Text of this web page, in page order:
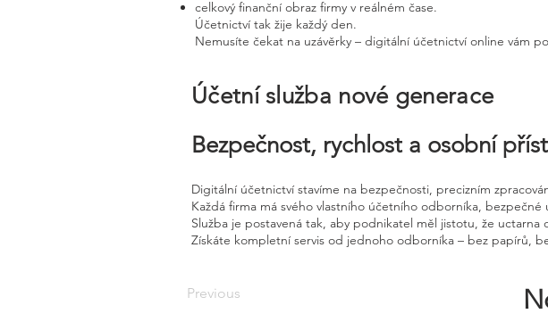
celkový finanční obraz firmy v reálném čase.
Účetnictví tak žije každý den.
Nemusíte čekat na uzávěrky – digitální účetnictví online vám
Účetní služba nové generace
Bezpečnost, rychlost a osobní
Digitální účetnictví stavíme na bezpečnosti, precizním
Každá firma má svého vlastního účetního odborníka,
Služba je postavená tak, aby podnikatel měl jistotu, že
Získáte kompletní servis od jednoho odborníka – bez papírů,
Previous